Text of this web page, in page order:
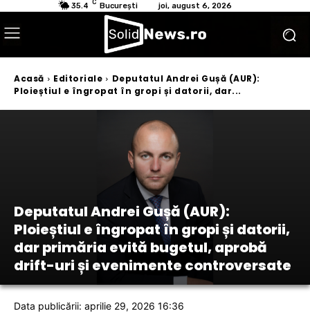
35.4 C București joi, august 6, 2026
Acasă Editoriale
Deputatul Andrei Gușă (AUR):
Ploieștiul e îngropat în gropi și datorii, dar...
Deputatul Andrei Gușă (AUR):
Ploieștiul e îngropat în gropi și datorii,
dar primăria evită bugetul, aprobă
drift-uri și evenimente controversate
Data publicării: aprilie 29, 2026 16:36